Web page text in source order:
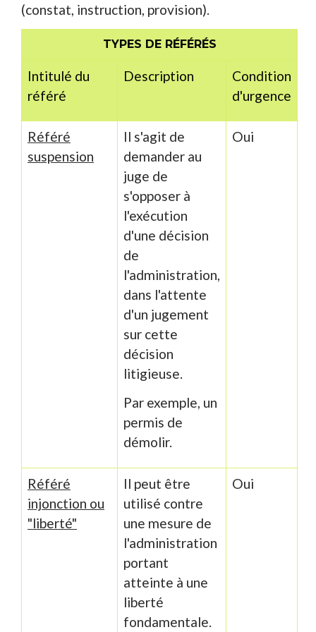
(constat, instruction, provision).
TYPES DE RÉFÉRÉS
Intitulé du
référé
Description
Condition
d'urgence
Référé
suspension
Il s'agit de
demander au
juge de
s'opposer à
l'exécution
d'une décision
de
l'administration,
dans l'attente
d'un jugement
sur cette
décision
litigieuse.
Par exemple, un
permis de
démolir.
Oui
Référé
injonction ou
"liberté"
Il peut être
utilisé contre
une mesure de
l'administration
portant
atteinte à une
liberté
fondamentale.
Oui